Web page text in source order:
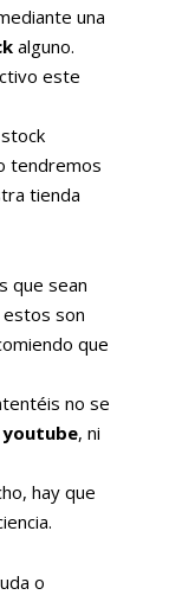
una
alguno.
este
tendremos
tienda
que sean
estos son
que
no se
youtube, ni
hay que
o